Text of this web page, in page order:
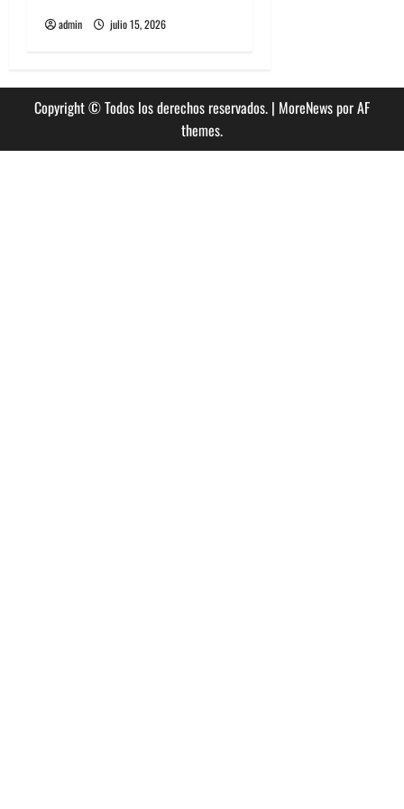
admin julio 15, 2026
Copyright © Todos los derechos reservados. | MoreNewspor AF
themes.